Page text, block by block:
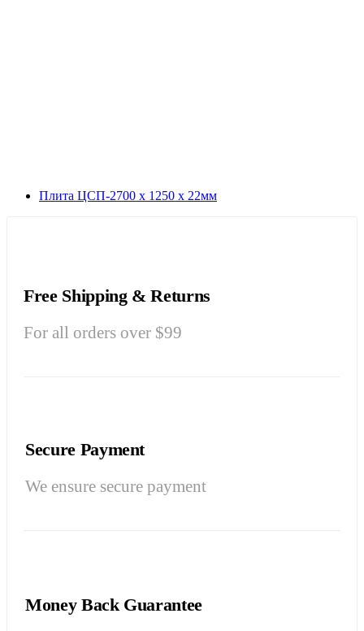
Плита ЦСП-2700 х 1250 х 22мм
Free Shipping & Returns
For all orders over $99
Secure Payment
We ensure secure payment
Money Back Guarantee